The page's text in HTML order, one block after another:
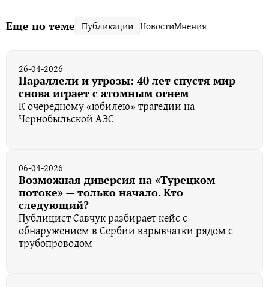
Еще по теме Публикации НовостиМнения
26-04-2026
Параллели и угрозы: 40 лет спустя мир
снова играет с атомным огнем
К очередному «юбилею» трагедии на
Чернобыльской АЭС
06-04-2026
Возможная диверсия на «Турецком
потоке» — только начало. Кто
следующий?
Публицист Савчук разбирает кейс с
обнаружением в Сербии взрывчатки рядом с
трубопроводом